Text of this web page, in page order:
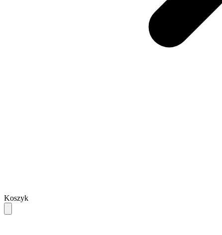
Skip
to
navigation
Skip
to
content
Koszyk